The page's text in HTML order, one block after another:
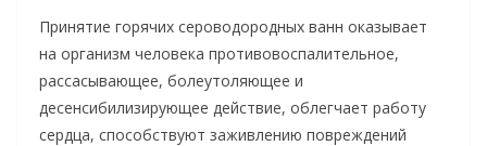
Принятие горячих сероводородных ванн оказывает
на организм человека противовоспалительное,
рассасывающее, болеутоляющее и
десенсибилизирующее действие, облегчает работу
сердца, способствуют заживлению повреждений